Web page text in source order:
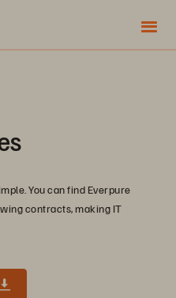
You can find Everpure
contracts, making IT